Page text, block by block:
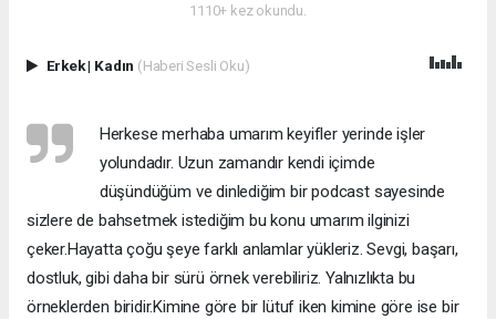
1110+ kez okundu.
Erkek| Kadın (Haberi Sesli Oku)
Herkese merhaba umarım keyifler yerinde işler
yolundadır. Uzun zamandır kendi içimde
düşündüğüm ve dinlediğim bir podcast sayesinde
sizlere de bahsetmek istediğim bu konu umarım ilginizi
çeker.Hayatta çoğu şeye farklı anlamlar yükleriz. Sevgi, başarı,
dostluk, gibi daha bir sürü örnek verebiliriz. Yalnızlıkta bu
örneklerden biridir.Kimine göre bir lütuf iken kimine göre ise bir